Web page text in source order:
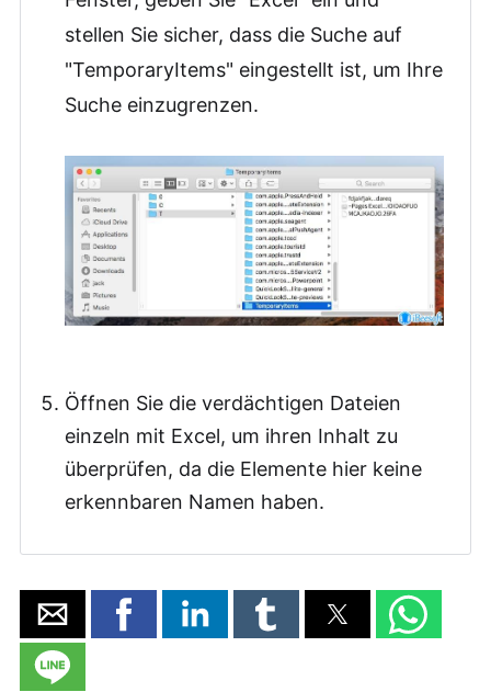
stellen Sie sicher, dass die Suche auf
"TemporaryItems" eingestellt ist, um Ihre
Suche einzugrenzen.
Öffnen Sie die verdächtigen Dateien
einzeln mit Excel, um ihren Inhalt zu
überprüfen, da die Elemente hier keine
erkennbaren Namen haben.